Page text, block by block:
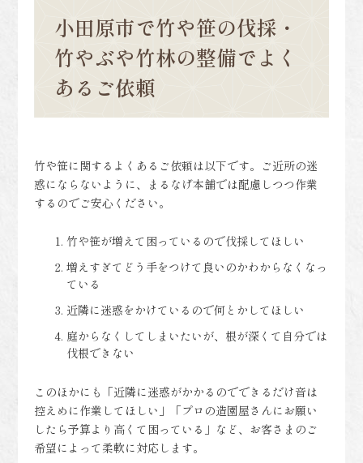
小田原市で竹や笹の伐採・
竹やぶや竹林の整備でよく
あるご依頼
竹や笹に関するよくあるご依頼は以下です。ご近所の迷
惑にならないように、まるなげ本舗では配慮しつつ作業
するのでご安心ください。
竹や笹が増えて困っているので伐採してほしい
増えすぎてどう手をつけて良いのかわからなくなっ
ている
近隣に迷惑をかけているので何とかしてほしい
庭からなくしてしまいたいが、根が深くて自分では
伐根できない
このほかにも「近隣に迷惑がかかるのでできるだけ音は
控えめに作業してほしい」「プロの造園屋さんにお願い
したら予算より高くて困っている」など、お客さまのご
希望によって柔軟に対応します。